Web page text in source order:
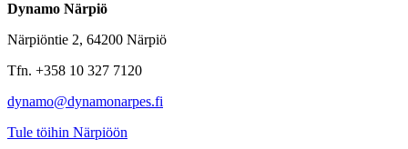
Dynamo Närpiö
Närpiöntie 2, 64200 Närpiö
Tfn. +358 10 327 7120
dynamo@dynamonarpes.fi
Tule töihin Närpiöön